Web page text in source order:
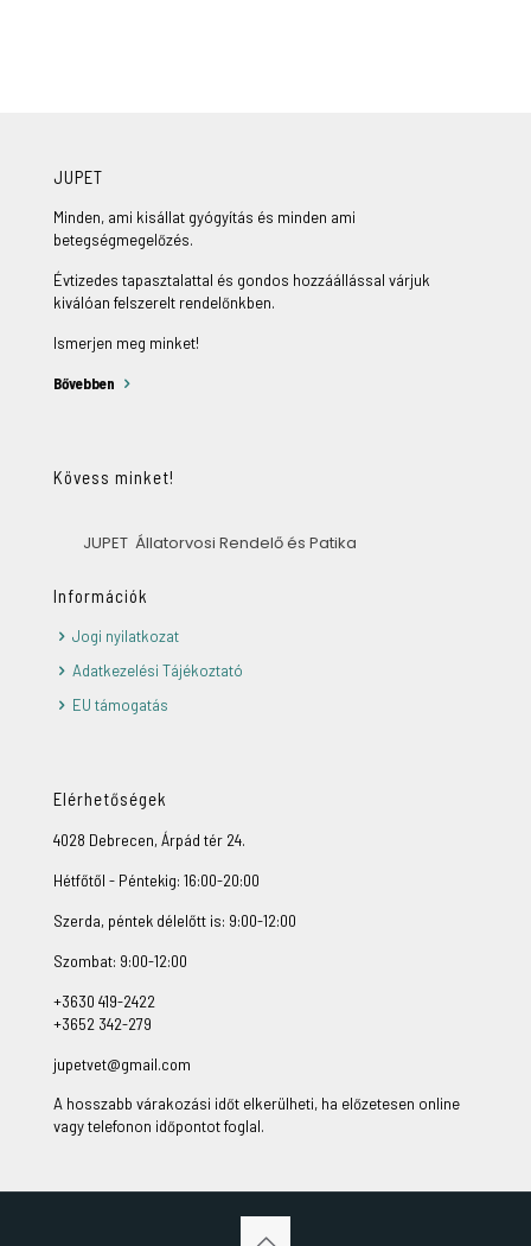
JUPET
Minden, ami kisállat gyógyítás és minden ami
betegségmegelőzés.
Évtizedes tapasztalattal és gondos hozzáállással várjuk
kiválóan felszerelt rendelőnkben.
Ismerjen meg minket!
Bővebben
Kövess minket!
JUPET Állatorvosi Rendelő és Patika
Információk
Jogi nyilatkozat
Adatkezelési Tájékoztató
EU támogatás
Elérhetőségek
4028 Debrecen, Árpád tér 24.
Hétfőtől - Péntekig: 16:00-20:00
Szerda, péntek délelőtt is: 9:00-12:00
Szombat: 9:00-12:00
+3630 419-2422
+3652 342-279
jupetvet@gmail.com
A hosszabb várakozási időt elkerülheti, ha előzetesen online
vagy telefonon időpontot foglal.